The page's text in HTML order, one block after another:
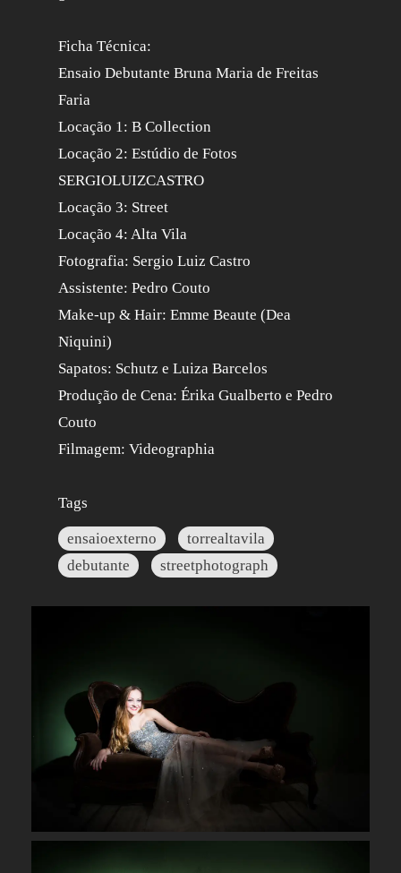
Ficha Técnica:
Ensaio Debutante Bruna Maria de Freitas
Faria
Locação 1: B Collection
Locação 2: Estúdio de Fotos
SERGIOLUIZCASTRO
Locação 3: Street
Locação 4: Alta Vila
Fotografia: Sergio Luiz Castro
Assistente: Pedro Couto
Make-up & Hair: Emme Beaute (Dea
Niquini)
Sapatos: Schutz e Luiza Barcelos
Produção de Cena: Érika Gualberto e Pedro
Couto
Filmagem: Videographia
Tags
ensaioexterno
torrealtavila
debutante
streetphotograph